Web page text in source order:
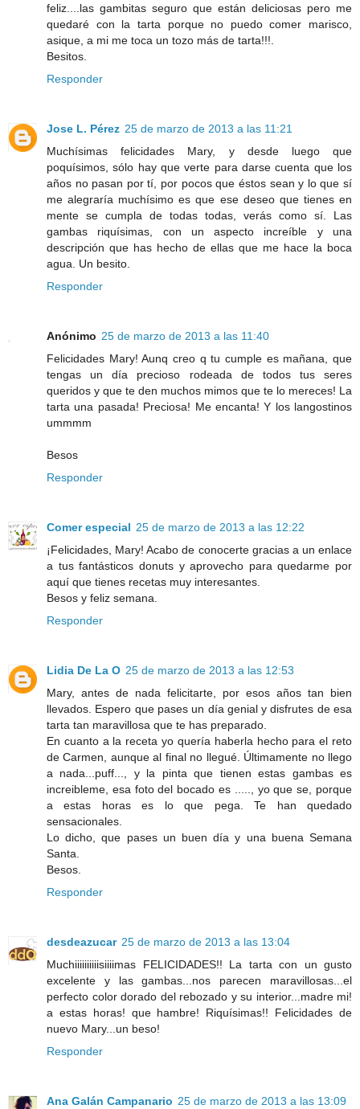
feliz....las gambitas seguro que están deliciosas pero me
quedaré con la tarta porque no puedo comer marisco,
asique, a mi me toca un tozo más de tarta!!!.
Besitos.
Responder
Jose L. Pérez 25 de marzo de 2013 a las 11:21
Muchísimas felicidades Mary, y desde luego que
poquísimos, sólo hay que verte para darse cuenta que los
años no pasan por tí, por pocos que éstos sean y lo que sí
me alegraría muchísimo es que ese deseo que tienes en
mente se cumpla de todas todas, verás como sí. Las
gambas riquísimas, con un aspecto increíble y una
descripción que has hecho de ellas que me hace la boca
agua. Un besito.
Responder
Anónimo 25 de marzo de 2013 a las 11:40
Felicidades Mary! Aunq creo q tu cumple es mañana, que
tengas un día precioso rodeada de todos tus seres
queridos y que te den muchos mimos que te lo mereces! La
tarta una pasada! Preciosa! Me encanta! Y los langostinos
ummmm
Besos
Responder
Comer especial 25 de marzo de 2013 a las 12:22
¡Felicidades, Mary! Acabo de conocerte gracias a un enlace
a tus fantásticos donuts y aprovecho para quedarme por
aquí que tienes recetas muy interesantes.
Besos y feliz semana.
Responder
Lidia De La O 25 de marzo de 2013 a las 12:53
Mary, antes de nada felicitarte, por esos años tan bien
llevados. Espero que pases un día genial y disfrutes de esa
tarta tan maravillosa que te has preparado.
En cuanto a la receta yo quería haberla hecho para el reto
de Carmen, aunque al final no llegué. Últimamente no llego
a nada...puff..., y la pinta que tienen estas gambas es
increibleme, esa foto del bocado es ....., yo que se, porque
a estas horas es lo que pega. Te han quedado
sensacionales.
Lo dicho, que pases un buen día y una buena Semana
Santa.
Besos.
Responder
desdeazucar 25 de marzo de 2013 a las 13:04
Muchiiiiiiiiiisiiiimas FELICIDADES!! La tarta con un gusto
excelente y las gambas...nos parecen maravillosas...el
perfecto color dorado del rebozado y su interior...madre mi!
a estas horas! que hambre! Riquísimas!! Felicidades de
nuevo Mary...un beso!
Responder
Ana Galán Campanario 25 de marzo de 2013 a las 13:09